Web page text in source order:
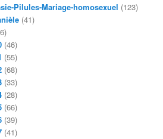
Pilules-Mariage-homosexuel (123)
(41)
(46)
(55)
(68)
(33)
(28)
(66)
(39)
(41)